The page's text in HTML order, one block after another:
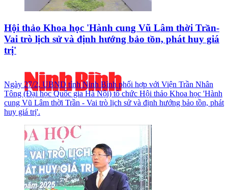
Hội thảo Khoa học 'Hành cung Vũ Lâm thời Trần-
Vai trò lịch sử và định hướng bảo tồn, phát huy giá
trị'
Ngày 27/2, UBND tỉnh Ninh Bình phối hợp với Viện Trần Nhân
Tông (Đại học Quốc gia Hà Nội) tổ chức Hội thảo Khoa học 'Hành
cung Vũ Lâm thời Trần - Vai trò lịch sử và định hướng bảo tồn, phát
huy giá trị'.